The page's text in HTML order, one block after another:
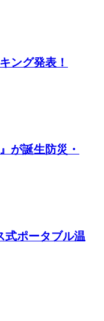
ング発表！
が誕生防災・
式ポータブル温